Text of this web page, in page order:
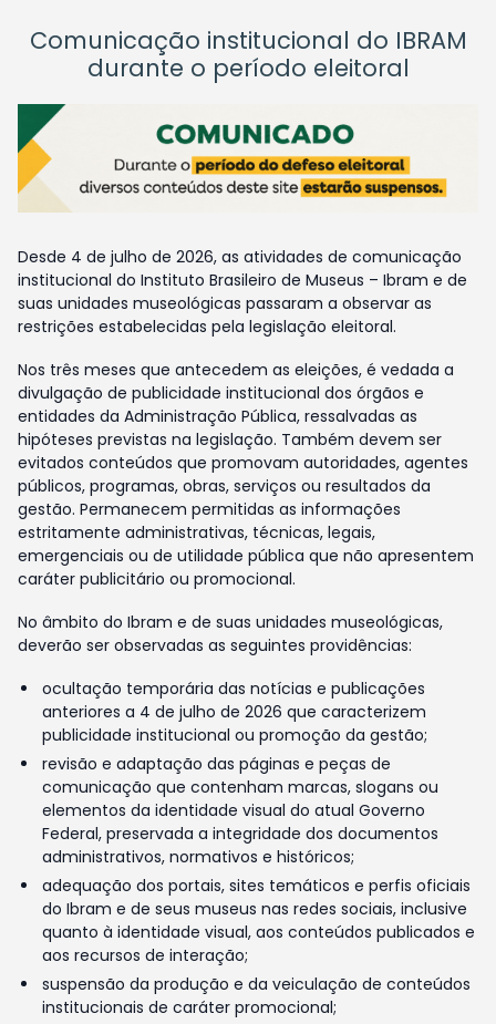
Comunicação institucional do IBRAM
durante o período eleitoral
Desde 4 de julho de 2026, as atividades de comunicação
institucional do Instituto Brasileiro de Museus – Ibram e de
suas unidades museológicas passaram a observar as
restrições estabelecidas pela legislação eleitoral.
Nos três meses que antecedem as eleições, é vedada a
divulgação de publicidade institucional dos órgãos e
entidades da Administração Pública, ressalvadas as
hipóteses previstas na legislação. Também devem ser
evitados conteúdos que promovam autoridades, agentes
públicos, programas, obras, serviços ou resultados da
gestão. Permanecem permitidas as informações
estritamente administrativas, técnicas, legais,
emergenciais ou de utilidade pública que não apresentem
caráter publicitário ou promocional.
No âmbito do Ibram e de suas unidades museológicas,
deverão ser observadas as seguintes providências:
ocultação temporária das notícias e publicações
anteriores a 4 de julho de 2026 que caracterizem
publicidade institucional ou promoção da gestão;
revisão e adaptação das páginas e peças de
comunicação que contenham marcas, slogans ou
elementos da identidade visual do atual Governo
Federal, preservada a integridade dos documentos
administrativos, normativos e históricos;
adequação dos portais, sites temáticos e perfis oficiais
do Ibram e de seus museus nas redes sociais, inclusive
quanto à identidade visual, aos conteúdos publicados e
aos recursos de interação;
suspensão da produção e da veiculação de conteúdos
institucionais de caráter promocional;